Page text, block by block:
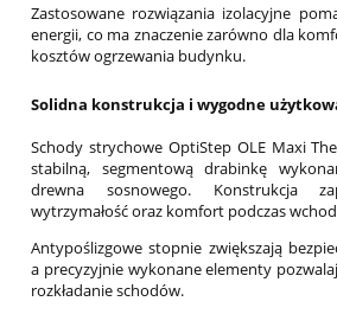
Zastosowane rozwiązania izolacyjne
energii, co ma znaczenie zarówno dla
kosztów ogrzewania budynku.
Solidna konstrukcja i wygodne
Schody strychowe OptiStep OLE Maxi
stabilną, segmentową drabinkę
drewna sosnowego. Konstrukcja
wytrzymałość oraz komfort podczas
Antypoślizgowe stopnie zwiększają
a precyzyjnie wykonane elementy
rozkładanie schodów.